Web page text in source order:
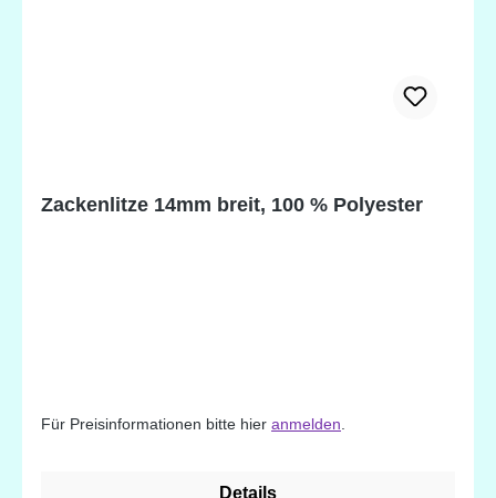
Zackenlitze 14mm breit, 100 % Polyester
Für Preisinformationen bitte hier anmelden
Details